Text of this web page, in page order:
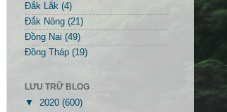
Đắk Lắk (4)
Đắk Nông (21)
Đồng Nai (49)
Đồng Tháp (19)
LƯU TRỮ BLOG
▼ 2020 (600)